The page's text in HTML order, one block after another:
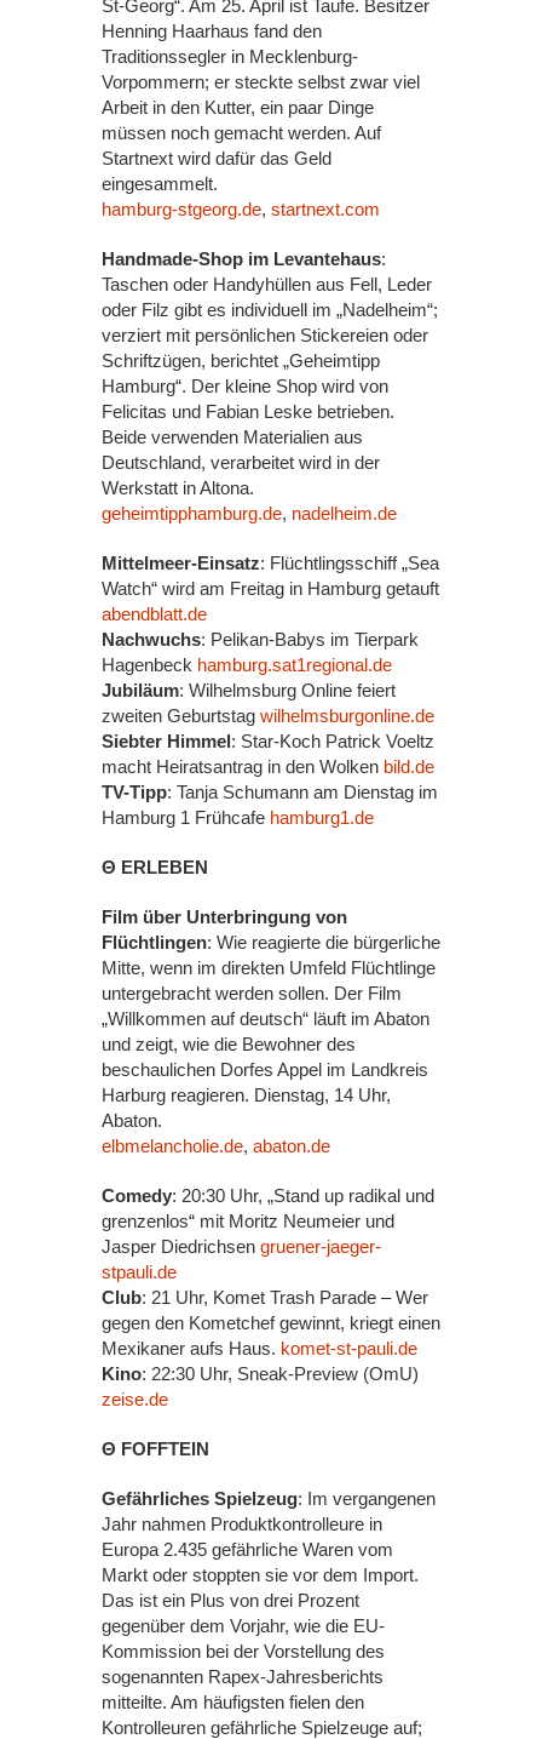
St-Georg“. Am 25. April ist Taufe. Besitzer
Henning Haarhaus fand den
Traditionssegler in Mecklenburg-
Vorpommern; er steckte selbst zwar viel
Arbeit in den Kutter, ein paar Dinge
müssen noch gemacht werden. Auf
Startnext wird dafür das Geld
eingesammelt.
hamburg-stgeorg.de, startnext.com
Handmade-Shop im Levantehaus:
Taschen oder Handyhüllen aus Fell, Leder
oder Filz gibt es individuell im „Nadelheim“;
verziert mit persönlichen Stickereien oder
Schriftzügen, berichtet „Geheimtipp
Hamburg“. Der kleine Shop wird von
Felicitas und Fabian Leske betrieben.
Beide verwenden Materialien aus
Deutschland, verarbeitet wird in der
Werkstatt in Altona.
geheimtipphamburg.de, nadelheim.de
Mittelmeer-Einsatz: Flüchtlingsschiff „Sea
Watch“ wird am Freitag in Hamburg getauft
abendblatt.de
Nachwuchs: Pelikan-Babys im Tierpark
Hagenbeck hamburg.sat1regional.de
Jubiläum: Wilhelmsburg Online feiert
zweiten Geburtstag wilhelmsburgonline.de
Siebter Himmel: Star-Koch Patrick Voeltz
macht Heiratsantrag in den Wolken bild.de
TV-Tipp: Tanja Schumann am Dienstag im
Hamburg 1 Frühcafe hamburg1.de
Θ ERLEBEN
Film über Unterbringung von
Flüchtlingen: Wie reagierte die bürgerliche
Mitte, wenn im direkten Umfeld Flüchtlinge
untergebracht werden sollen. Der Film
„Willkommen auf deutsch“ läuft im Abaton
und zeigt, wie die Bewohner des
beschaulichen Dorfes Appel im Landkreis
Harburg reagieren. Dienstag, 14 Uhr,
Abaton.
elbmelancholie.de, abaton.de
Comedy: 20:30 Uhr, „Stand up radikal und
grenzenlos“ mit Moritz Neumeier und
Jasper Diedrichsen gruener-jaeger-
stpauli.de
Club: 21 Uhr, Komet Trash Parade – Wer
gegen den Kometchef gewinnt, kriegt einen
Mexikaner aufs Haus. komet-st-pauli.de
Kino: 22:30 Uhr, Sneak-Preview (OmU)
zeise.de
Θ FOFFTEIN
Gefährliches Spielzeug: Im vergangenen
Jahr nahmen Produktkontrolleure in
Europa 2.435 gefährliche Waren vom
Markt oder stoppten sie vor dem Import.
Das ist ein Plus von drei Prozent
gegenüber dem Vorjahr, wie die EU-
Kommission bei der Vorstellung des
sogenannten Rapex-Jahresberichts
mitteilte. Am häufigsten fielen den
Kontrolleuren gefährliche Spielzeuge auf;